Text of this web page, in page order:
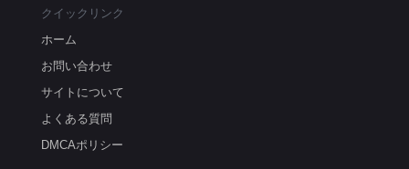
クイックリンク
ホーム
お問い合わせ
サイトについて
よくある質問
DMCAポリシー